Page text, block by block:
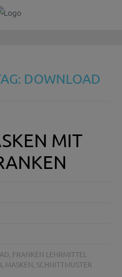
DOWNLOAD
MIT
, FRANKEN LEHRMITTEL
, MASKEN, SCHNITTMUSTER